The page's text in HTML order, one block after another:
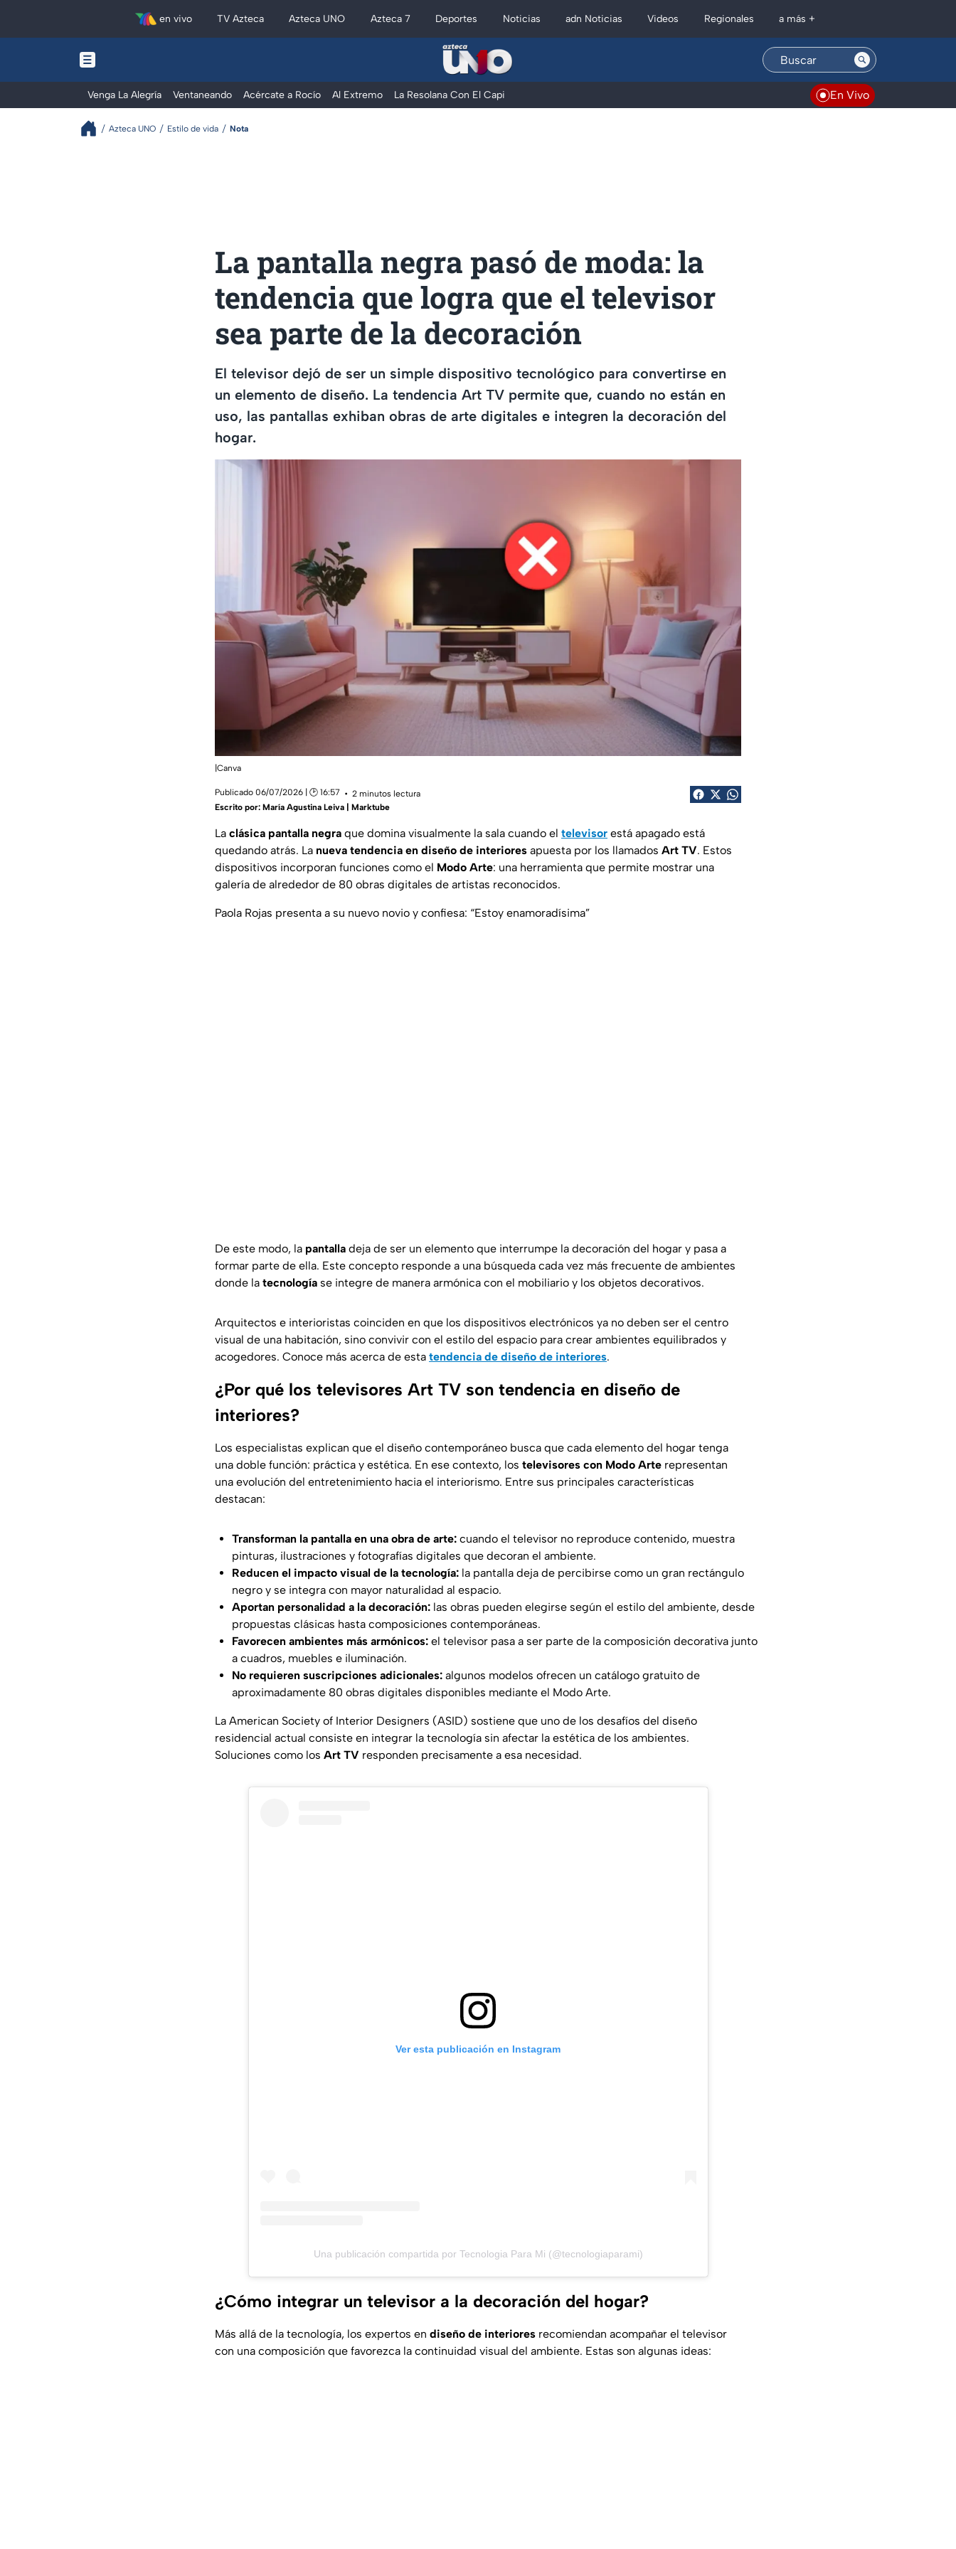
en vivo TV Azteca Azteca UNO Azteca 7 Deportes Noticias adn Noticias Videos Regionales a más +
Venga La Alegría Ventaneando Acércate a Rocío Al Extremo La Resolana Con El Capi En Vivo
Azteca UNO Estilo de vida Nota
La pantalla negra pasó de moda: la
tendencia que logra que el televisor
sea parte de la decoración
El televisor dejó de ser un simple dispositivo tecnológico para convertirse en
un elemento de diseño. La tendencia Art TV permite que, cuando no están en
uso, las pantallas exhiban obras de arte digitales e integren la decoración del
hogar.
|Canva
Publicado 06/07/2026 | 🕑 16:57
2 minutos lectura
Escrito por: María Agustina Leiva | Marktube
La clásica pantalla negra que domina visualmente la sala cuando el televisor está apagado está
quedando atrás. La nueva tendencia en diseño de interiores apuesta por los llamados Art TV. Estos
dispositivos incorporan funciones como el Modo Arte: una herramienta que permite mostrar una
galería de alrededor de 80 obras digitales de artistas reconocidos.
Paola Rojas presenta a su nuevo novio y confiesa: “Estoy enamoradísima”
De este modo, la pantalla deja de ser un elemento que interrumpe la decoración del hogar y pasa a
formar parte de ella. Este concepto responde a una búsqueda cada vez más frecuente de ambientes
donde la tecnología se integre de manera armónica con el mobiliario y los objetos decorativos.
Arquitectos e interioristas coinciden en que los dispositivos electrónicos ya no deben ser el centro
visual de una habitación, sino convivir con el estilo del espacio para crear ambientes equilibrados y
acogedores. Conoce más acerca de esta tendencia de diseño de interiores.
¿Por qué los televisores Art TV son tendencia en diseño de
interiores?
Los especialistas explican que el diseño contemporáneo busca que cada elemento del hogar tenga
una doble función: práctica y estética. En ese contexto, los televisores con Modo Arte representan
una evolución del entretenimiento hacia el interiorismo. Entre sus principales características
destacan:
Transforman la pantalla en una obra de arte: cuando el televisor no reproduce contenido, muestra
pinturas, ilustraciones y fotografías digitales que decoran el ambiente.
Reducen el impacto visual de la tecnología: la pantalla deja de percibirse como un gran rectángulo
negro y se integra con mayor naturalidad al espacio.
Aportan personalidad a la decoración: las obras pueden elegirse según el estilo del ambiente, desde
propuestas clásicas hasta composiciones contemporáneas.
Favorecen ambientes más armónicos: el televisor pasa a ser parte de la composición decorativa junto
a cuadros, muebles e iluminación.
No requieren suscripciones adicionales: algunos modelos ofrecen un catálogo gratuito de
aproximadamente 80 obras digitales disponibles mediante el Modo Arte.
La American Society of Interior Designers (ASID) sostiene que uno de los desafíos del diseño
residencial actual consiste en integrar la tecnología sin afectar la estética de los ambientes.
Soluciones como los Art TV responden precisamente a esa necesidad.
Ver esta publicación en Instagram
Una publicación compartida por Tecnologia Para Mi (@tecnologiaparami)
¿Cómo integrar un televisor a la decoración del hogar?
Más allá de la tecnología, los expertos en diseño de interiores recomiendan acompañar el televisor
con una composición que favorezca la continuidad visual del ambiente. Estas son algunas ideas: